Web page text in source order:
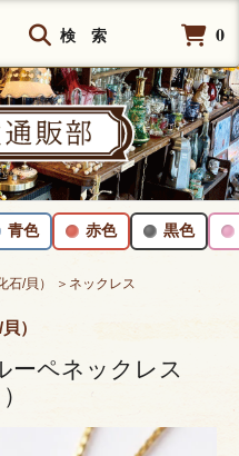
検 索 0
青色 赤色 黒色
石/貝） ＞ネックレス
）
ーペネックレス